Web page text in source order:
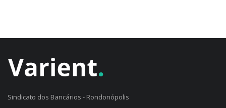
Sindicato dos Bancários - Rondonópolis